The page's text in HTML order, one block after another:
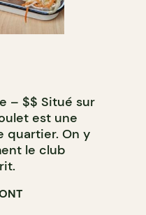
– $$ Situé sur
est une
quartier. On y
le club